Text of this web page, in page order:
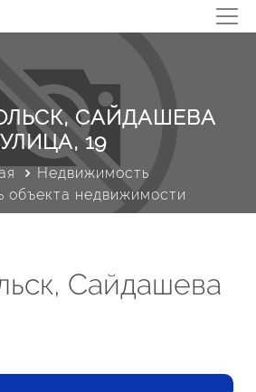
САЙДАШЕВА
УЛИЦА, 19
Недвижимость
объекта недвижимости
Сайдашева